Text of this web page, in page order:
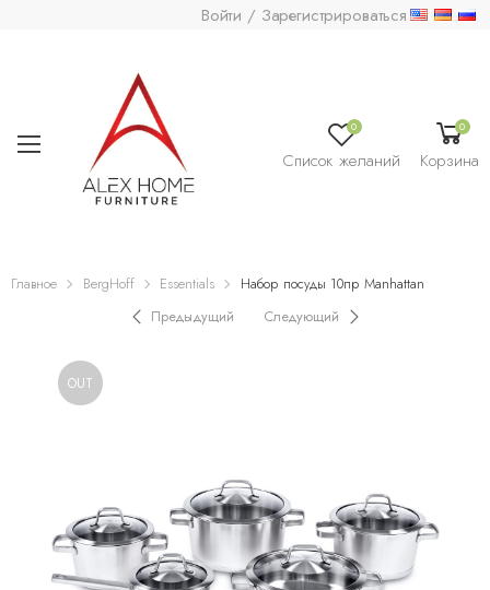
Войти / Зарегистрироваться
0
Список желаний
0
Корзина
Главное BergHoff Essentials
Набор посуды 10пр Manhattan
Предыдущий
Следующий
OUT